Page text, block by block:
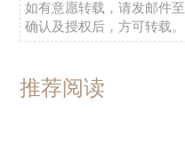
如有意愿转载，请发邮件至
确认及授权后，方可转载。
推荐阅读